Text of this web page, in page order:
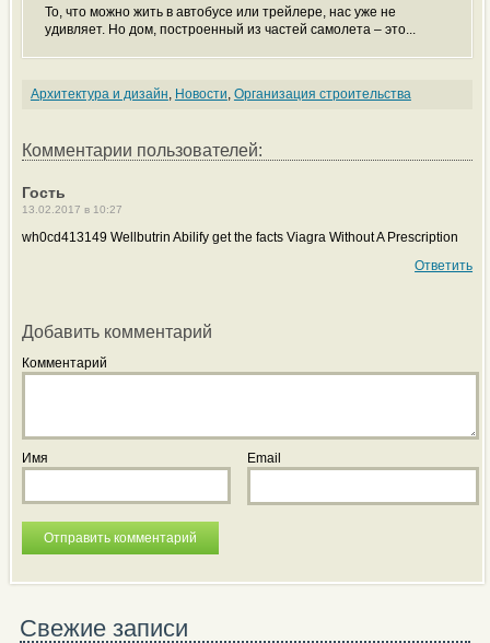
То, что можно жить в автобусе или трейлере, нас уже не
удивляет. Но дом, построенный из частей самолета – это...
Архитектура и дизайн, Новости, Организация строительства
Комментарии пользователей:
Гость
13.02.2017 в 10:27
wh0cd413149 Wellbutrin Abilify get the facts Viagra Without A Prescription
Ответить
Добавить комментарий
Комментарий
Имя Email
Свежие записи